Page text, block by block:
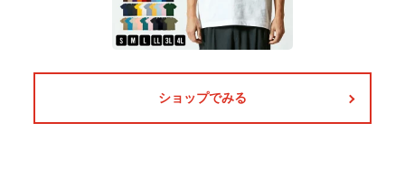
ショップでみる